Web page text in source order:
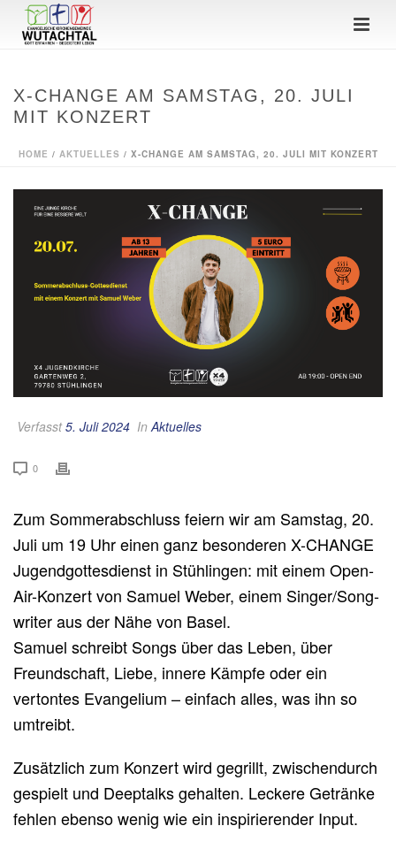
X-CHANGE AM SAMSTAG, 20. JULI
MIT KONZERT
HOME / AKTUELLES / X-CHANGE AM SAMSTAG, 20. JULI MIT KONZERT
Verfasst5. Juli 2024 InAktuelles
0
Zum Sommerabschluss feiern wir am Samstag, 20.
Juli um 19 Uhr einen ganz besonderen X-CHANGE
Jugendgottesdienst in Stühlingen: mit einem Open-
Air-Konzert von Samuel Weber, einem Singer/Song-
writer aus der Nähe von Basel.
Samuel schreibt Songs über das Leben, über
Freundschaft, Liebe, innere Kämpfe oder ein
vertontes Evangelium – einfach alles, was ihn so
umtreibt.
Zusätzlich zum Konzert wird gegrillt, zwischendurch
gespielt und Deeptalks gehalten. Leckere Getränke
fehlen ebenso wenig wie ein inspirierender Input.